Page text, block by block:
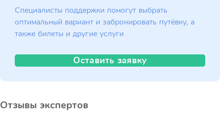
Специалисты поддержки помогут выбрать
оптимальный вариант и забронировать путёвку, а
также билеты и другие услуги
Оставить заявку
Отзывы экспертов